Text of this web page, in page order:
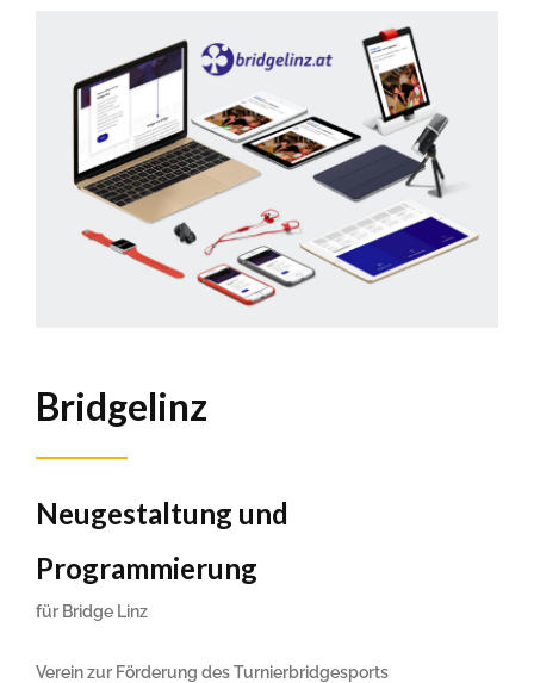
Bridgelinz
Neugestaltung und
Programmierung
für Bridge Linz
Verein zur Förderung des Turnierbridgesports